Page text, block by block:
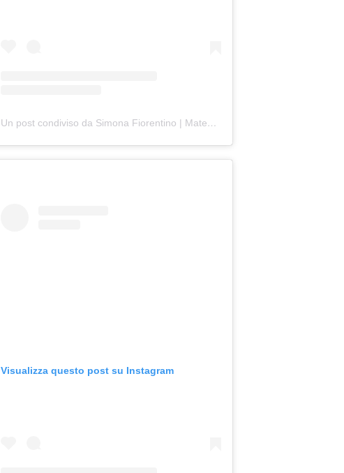
Un post condiviso da Simona Fiorentino | Matematica (@ludomatica)
Visualizza questo post su Instagram